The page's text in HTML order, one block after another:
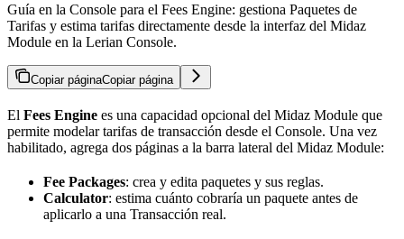
Guía en la Console para el Fees Engine: gestiona Paquetes de
Tarifas y estima tarifas directamente desde la interfaz del Midaz
Module en la Lerian Console.
Copiar páginaCopiar página
El Fees Engine es una capacidad opcional del Midaz Module que
permite modelar tarifas de transacción desde el Console. Una vez
habilitado, agrega dos páginas a la barra lateral del Midaz Module:
Fee Packages: crea y edita paquetes y sus reglas.
Calculator: estima cuánto cobraría un paquete antes de
aplicarlo a una Transacción real.